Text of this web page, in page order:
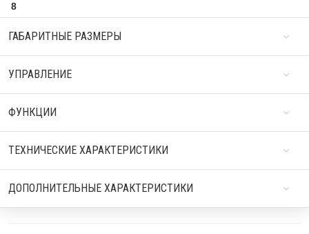
8
ГАБАРИТНЫЕ РАЗМЕРЫ
УПРАВЛЕНИЕ
ФУНКЦИИ
ТЕХНИЧЕСКИЕ ХАРАКТЕРИСТИКИ
ДОПОЛНИТЕЛЬНЫЕ ХАРАКТЕРИСТИКИ